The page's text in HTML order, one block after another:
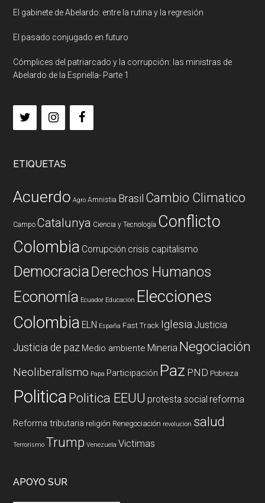
El gabinete de Abelardo: entre la rutina y la regresión
El pasado conjugado en futuro
Cómplices del patriarcado y la corrupción: las ministras de
Abelardo de la Espriella- Parte 1
ETIQUETAS
Acuerdo Agro Amnistia Brasil Cambio Climatico
Campo Catalunya Ciencia y Tecnología Conflicto
Colombia Corrupción crisis capitalismo
DemocraciaDerechos Humanos
Economía Ecuador Educación Elecciones
Colombia ELN España Fast Track Iglesia Justicia
Justicia de paz Medio ambiente Mineria Negociación
Neoliberalismo Papa Participación Paz PND Pobreza
PoliticaPolitica EEUU protesta social reforma
Reforma tributaria religión Renegociación revolucion salud
Terrorismo Trump Venezuela Victimas
APOYO SUR